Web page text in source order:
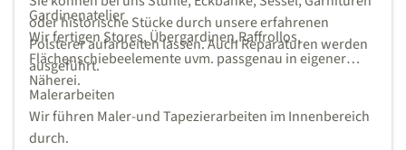
oder historische Stücke durch unsere erfahrenen
Polsterer aufarbeiten lassen. Auch Reparaturen werden
ausgeführt.
Gardinenatelier
Wir fertigen Stores, Übergardinen,Raffrollos,
Flächenschiebeelemente uvm. passgenau in eigener
Näherei.
Malerarbeiten
Wir führen Maler-und Tapezierarbeiten im Innenbereich
durch.